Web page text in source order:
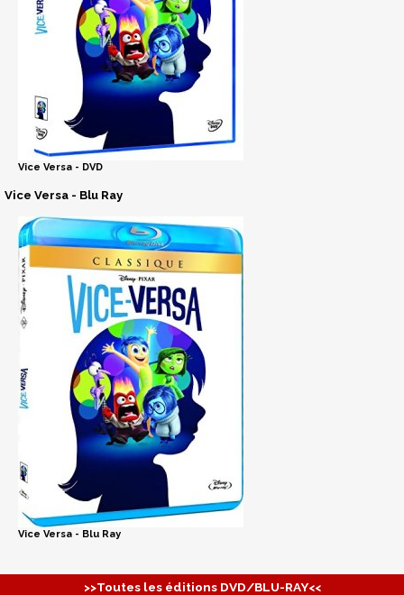
Vice Versa - DVD
Vice Versa - Blu Ray
Vice Versa - Blu Ray
>>Toutes les éditions DVD/BLU-RAY<<